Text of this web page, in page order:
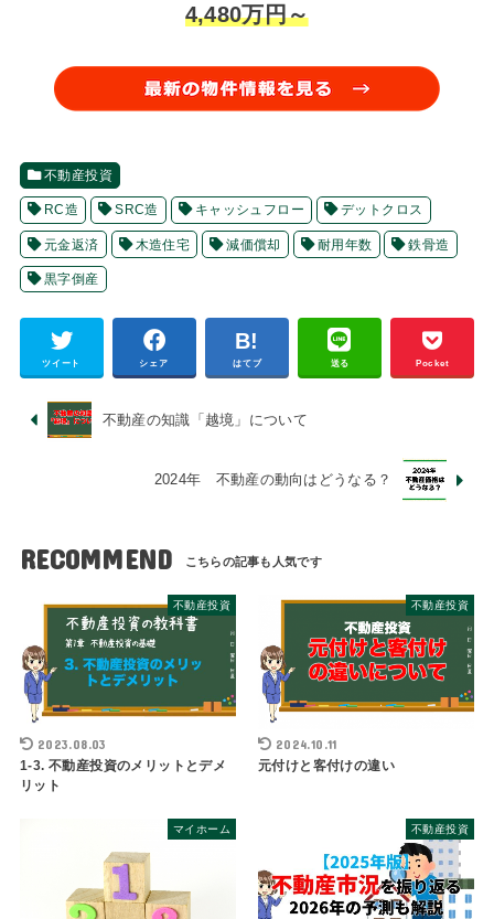
4,480万円～
不動産投資
RC造 SRC造 キャッシュフロー デットクロス
元金返済 木造住宅 減価償却 耐用年数 鉄骨造
黒字倒産
ツイート シェア はてブ 送る Pocket
不動産の知識「越境」について
2024年 不動産の動向はどうなる？
RECOMMEND
不動産投資
2023.08.03
1-3. 不動産投資のメリットとデメ
リット
不動産投資
2024.10.11
元付けと客付けの違い
マイホーム 不動産投資